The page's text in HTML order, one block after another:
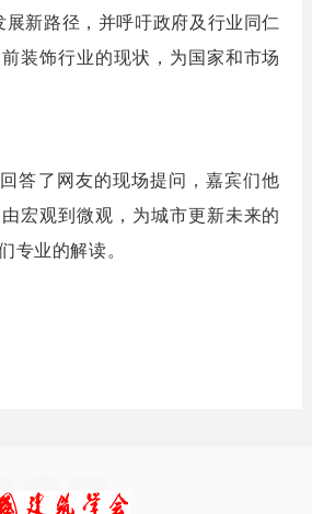
展新路径，并呼吁政府及行业同仁
装饰行业的现状，为国家和市场
答了网友的现场提问，嘉宾们他
宏观到微观，为城市更新未来的
专业的解读。